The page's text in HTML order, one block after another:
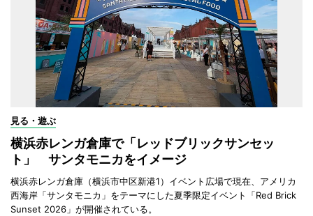
見る・遊ぶ
横浜赤レンガ倉庫で「レッドブリックサンセッ
ト」 サンタモニカをイメージ
横浜赤レンガ倉庫（横浜市中区新港1）イベント広場で現在、アメリカ
西海岸「サンタモニカ」をテーマにした夏季限定イベント「Red Brick
Sunset 2026」が開催されている。